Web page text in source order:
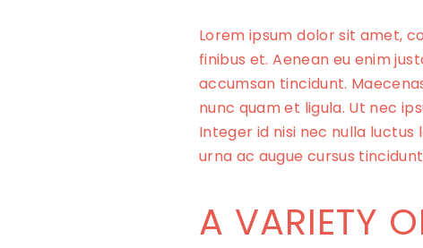
Lorem ipsum dolor sit amet,
finibus et. Aenean eu enim
accumsan tincidunt.
nunc quam et ligula. Ut nec
Integer id nisi nec nulla
urna ac augue cursus
A VARIETY